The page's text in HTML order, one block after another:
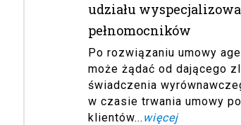
udziału
pełnomocników
Po rozwiązaniu umowy
może żądać od dającego
świadczenia
w czasie trwania umowy
klientów... więcej